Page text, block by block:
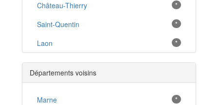
Château-Thierry *
Saint-Quentin *
Laon *
Chauny *
Hirson *
Tergnier *
Départements voisins
Marne *